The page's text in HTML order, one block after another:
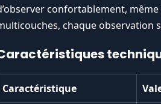
confortablement,
chaque observation
Caractéristique